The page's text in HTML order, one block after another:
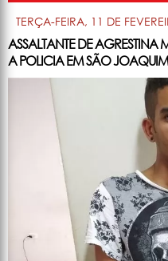
TERÇA-FEIRA, 11 DE
ASSALTANTE DE
A POLICIA EM SÃO